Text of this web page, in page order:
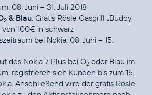
2 & Blau: Gratis Rösle Gasgrill „Buddy
von 100€ in schwarz
bei Nokia: 08. Juni – 15.
des Nokia 7 Plus bei O2 oder Blau im
registrieren sich Kunden bis zum 15.
Anschließend wird der gratis Rösle